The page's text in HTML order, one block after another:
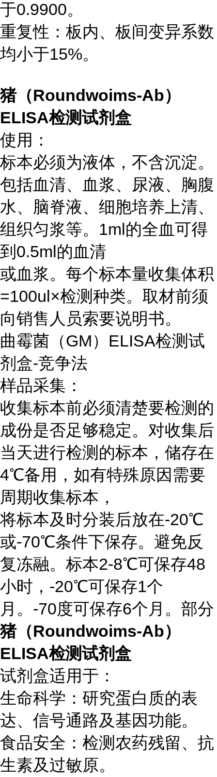
于0.9900。
重复性：板内、板间变异系数
均小于15%。
猪（Roundwoims-Ab）
ELISA检测试剂盒
使用：
标本必须为液体，不含沉淀。
包括血清、血浆、尿液、胸腹
水、脑脊液、细胞培养上清、
组织匀浆等。1ml的全血可得
到0.5ml的血清
或血浆。每个标本量收集体积
=100ul×检测种类。取材前须
向销售人员索要说明书。
曲霉菌（GM）ELISA检测试
剂盒-竞争法
样品采集：
收集标本前必须清楚要检测的
成份是否足够稳定。对收集后
当天进行检测的标本，储存在
4℃备用，如有特殊原因需要
周期收集标本，
将标本及时分装后放在-20℃
或-70℃条件下保存。避免反
复冻融。标本2-8℃可保存48
小时，-20℃可保存1个
月。-70度可保存6个月。部分
猪（Roundwoims-Ab）
ELISA检测试剂盒
试剂盒适用于：
生命科学：研究蛋白质的表
达、信号通路及基因功能。
食品安全：检测农药残留、抗
生素及过敏原。